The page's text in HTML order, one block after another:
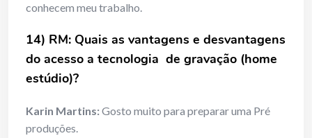
conhecem meu trabalho.
14) RM: Quais as vantagens e desvantagens
do acesso a tecnologia de gravação (home
estúdio)?
Karin Martins:Gosto muito para preparar uma Pré
produções.